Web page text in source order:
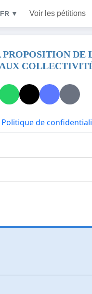
FR ▼ Voir les pétitions
DE
Politique de